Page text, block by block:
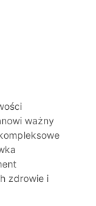
ważny
zdrowie i